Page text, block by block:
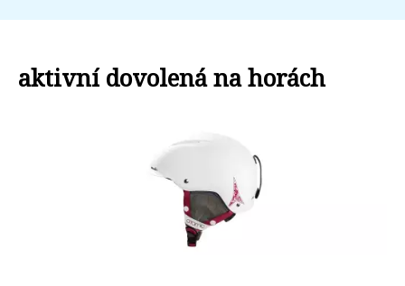
aktivní dovolená na horách